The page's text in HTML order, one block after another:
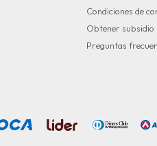
Condiciones de
Obtener subsidio
Preguntas